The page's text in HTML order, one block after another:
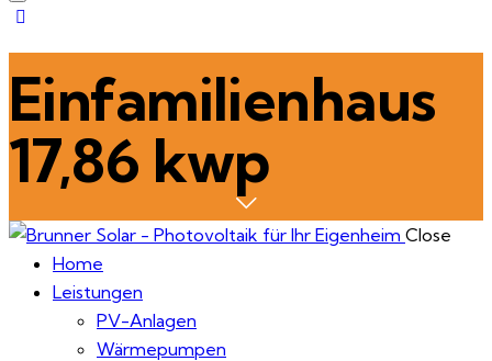
Einfamilienhaus
17,86 kwp
Close
Home
Leistungen
PV-Anlagen
Wärmepumpen